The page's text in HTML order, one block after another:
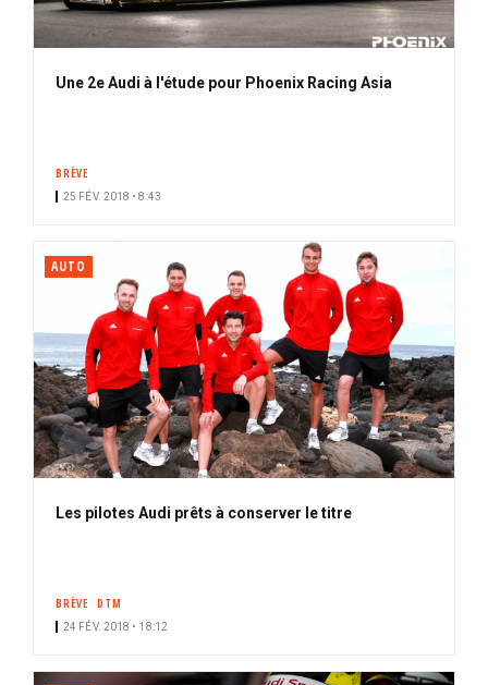
Une 2e Audi à l'étude pour Phoenix Racing Asia
BRÈVE
25 FÉV. 2018 • 8:43
AUTO
Les pilotes Audi prêts à conserver le titre
BRÈVE DTM
24 FÉV. 2018 • 18:12